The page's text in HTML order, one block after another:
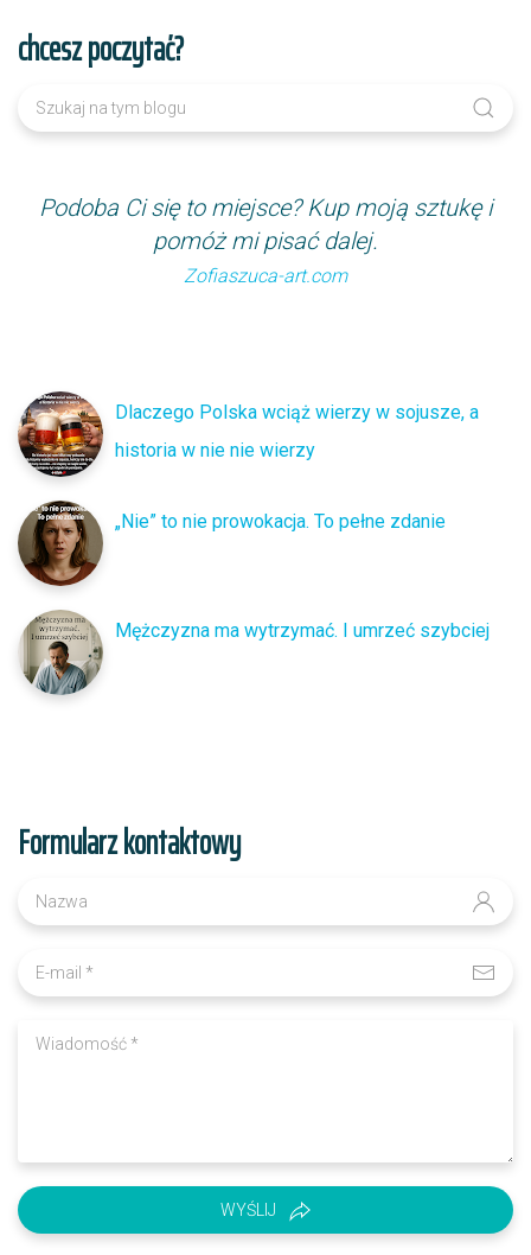
chcesz poczytać?
Podoba Ci się to miejsce? Kup moją sztukę i
pomóż mi pisać dalej.
Zofiaszuca-art.com
Dlaczego Polska wciąż wierzy w sojusze, a
historia w nie nie wierzy
„Nie” to nie prowokacja. To pełne zdanie
Mężczyzna ma wytrzymać. I umrzeć szybciej
Formularz kontaktowy
WYŚLIJ